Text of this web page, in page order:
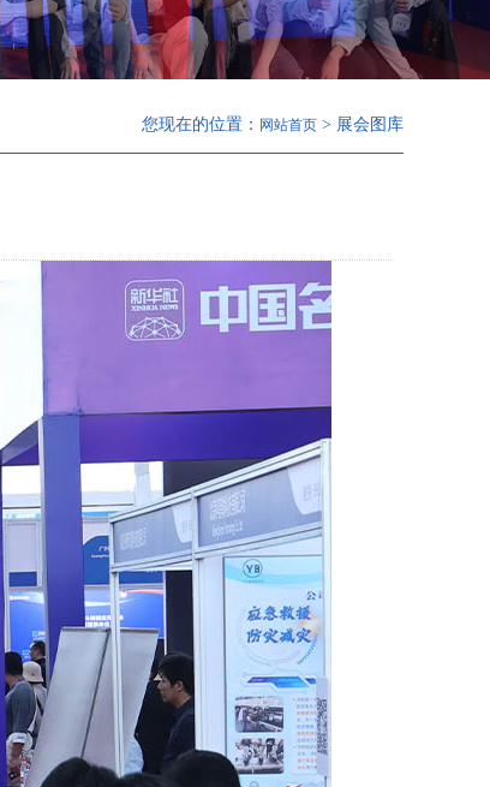
您现在的位置： 网站首页 > 展会图库